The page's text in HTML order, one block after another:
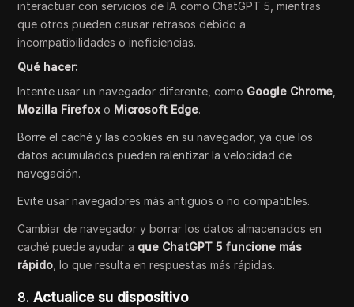
interactuar con servicios de IA como ChatGPT 5, mientras
que otros pueden causar retrasos debido a
incompatibilidades o ineficiencias.
Qué hacer:
Intente usar un navegador diferente, como Google Chrome
Mozilla Firefox o Microsoft Edge.
Borre el caché y las cookies en su navegador, ya que los
datos acumulados pueden ralentizar la velocidad de
navegación.
Evite usar navegadores más antiguos o no compatibles.
Cambiar de navegador y borrar los datos almacenados en
caché puede ayudar a que ChatGPT 5 funcione más
rápido , lo que resulta en respuestas más rápidas.
8.Actualice su dispositivo